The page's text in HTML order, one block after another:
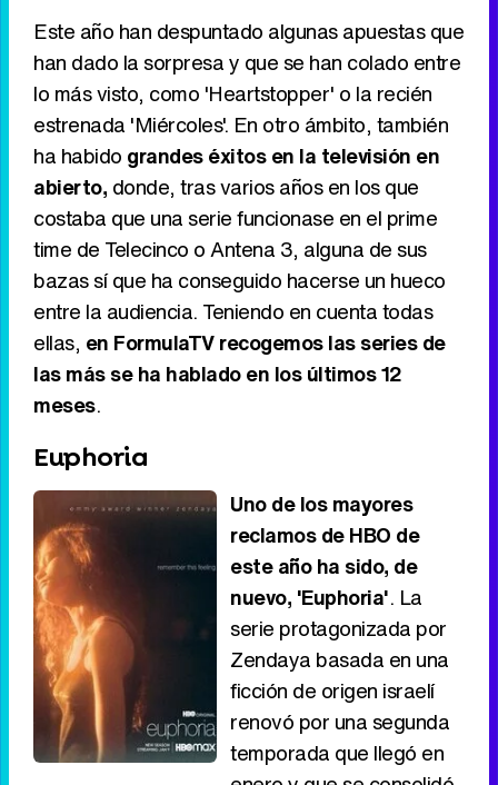
Este año han despuntado algunas apuestas que
han dado la sorpresa y que se han colado entre
lo más visto, como 'Heartstopper' o la recién
estrenada 'Miércoles'. En otro ámbito, también
ha habido grandes éxitos en la televisión en
abierto, donde, tras varios años en los que
costaba que una serie funcionase en el prime
time de Telecinco o Antena 3, alguna de sus
bazas sí que ha conseguido hacerse un hueco
entre la audiencia. Teniendo en cuenta todas
ellas, en FormulaTV recogemos las series de
las más se ha hablado en los últimos 12
meses.
Euphoria
Uno de los mayores
reclamos de HBO de
este año ha sido, de
nuevo, 'Euphoria'. La
serie protagonizada por
Zendaya basada en una
ficción de origen israelí
renovó por una segunda
temporada que llegó en